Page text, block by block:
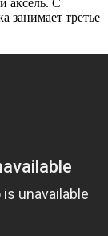
аксель. С
занимает третье